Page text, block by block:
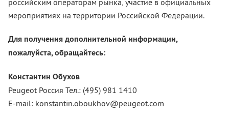
российским операторам рынка, участие в официальных
мероприятиях на территории Российской Федерации.
Для получения дополнительной информации,
пожалуйста, обращайтесь:
Константин Обухов
Peugeot Россия Тел.: (495) 981 1410
E-mail: konstantin.oboukhov@peugeot.com